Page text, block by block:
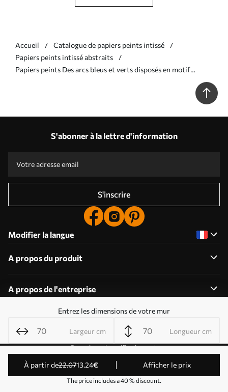
Entrez les dimensions de votre mur
Largeur cm Longueur cm
à partir de22.0713.24€ Afficher le prix
The price includes a 40 % discount.
Accueil
Catalogue de papiers peints intissé
Papiers peints intissé abstraits
Papiers peints Des arcs bleus et verts disposés en motif
S'abonner à la lettre d'information
S'inscrire
Modifier la langue
A propos du produit
A propos de l'entreprise
Modifier les autorisations relatives aux cookies
Paramètres de notification push
© 2011-2026 Uwalls . Tous droits réservés. Exploité par
KLW Sp. z o.o. Numéro de TVA : PL9223057591.